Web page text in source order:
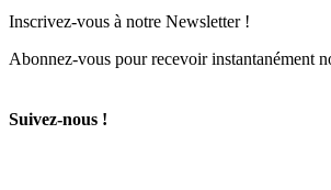
Inscrivez-vous à notre Newsletter !
Abonnez-vous pour recevoir instantanément
Suivez-nous !